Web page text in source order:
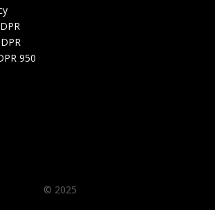
950
© 2025